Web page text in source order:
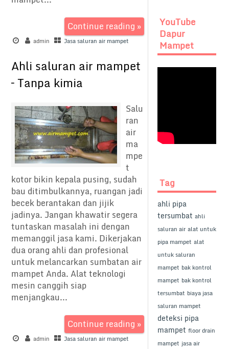
Continue reading »
admin Jasa saluran air mampet
Ahli saluran air mampet
– Tanpa kimia
Salu
ran
air
ma
mpe
t
kotor bikin kepala pusing, sudah
bau ditimbulkannya, ruangan jadi
becek berantakan dan jijik
jadinya. Jangan khawatir segera
tuntaskan masalah ini dengan
memanggil jasa kami. Dikerjakan
dua orang ahli dan profesional
untuk melancarkan sumbatan air
mampet Anda. Alat teknologi
mesin canggih siap
menjangkau...
Continue reading »
admin Jasa saluran air mampet
YouTube
Dapur
Mampet
Tag
ahli pipa
tersumbat ahli
saluran air alat untuk
pipa mampet alat
untuk saluran
mampet bak kontrol
mampet bak kontrol
tersumbat biaya jasa
saluran mampet
deteksi pipa
mampet floor drain
mampet jasa air